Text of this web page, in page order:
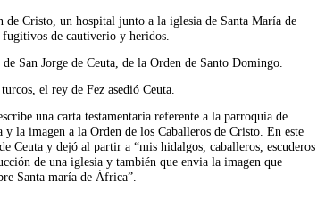
Cristo, un hospital junto a la iglesia de Santa María de
de cautiverio y heridos.
San Jorge de Ceuta, de la Orden de Santo Domingo.
el rey de Fez asedió Ceuta.
una carta testamentaria referente a la parroquia de
la imagen a la Orden de los Caballeros de Cristo. En este
Ceuta y dejó al partir a “mis hidalgos, caballeros, escuderos
de una iglesia y también que envia la imagen que
Santa maría de África”.